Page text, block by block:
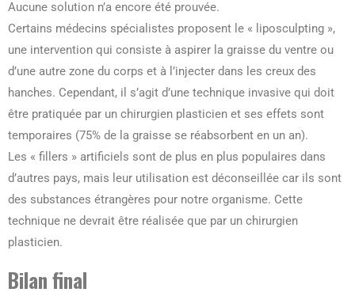
Aucune solution n’a encore été prouvée.
Certains médecins spécialistes proposent le « liposculpting »,
une intervention qui consiste à aspirer la graisse du ventre ou
d’une autre zone du corps et à l’injecter dans les creux des
hanches. Cependant, il s’agit d’une technique invasive qui doit
être pratiquée par un chirurgien plasticien et ses effets sont
temporaires (75% de la graisse se réabsorbent en un an).
Les « fillers » artificiels sont de plus en plus populaires dans
d’autres pays, mais leur utilisation est déconseillée car ils sont
des substances étrangères pour notre organisme. Cette
technique ne devrait être réalisée que par un chirurgien
plasticien.
Bilan final